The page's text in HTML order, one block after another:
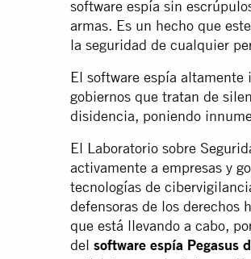
software espía sin
armas. Es un hecho que
la seguridad de cualquier
El software espía
gobiernos que tratan de
disidencia, poniendo
El Laboratorio sobre
activamente a empresas y
tecnologías de
defensoras de los derechos
que está llevando a cabo,
del software espía Pegasus